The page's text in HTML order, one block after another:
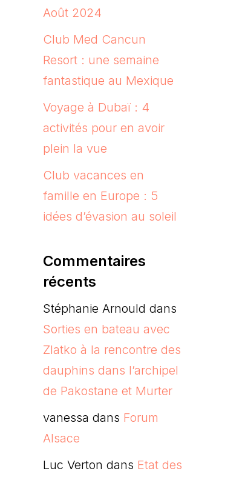
Août 2024
Club Med Cancun
Resort : une semaine
fantastique au Mexique
Voyage à Dubaï : 4
activités pour en avoir
plein la vue
Club vacances en
famille en Europe : 5
idées d’évasion au soleil
Commentaires
récents
Stéphanie Arnould dans
Sorties en bateau avec
Zlatko à la rencontre des
dauphins dans l’archipel
de Pakostane et Murter
vanessa dans Forum
Alsace
Luc Verton dans Etat des